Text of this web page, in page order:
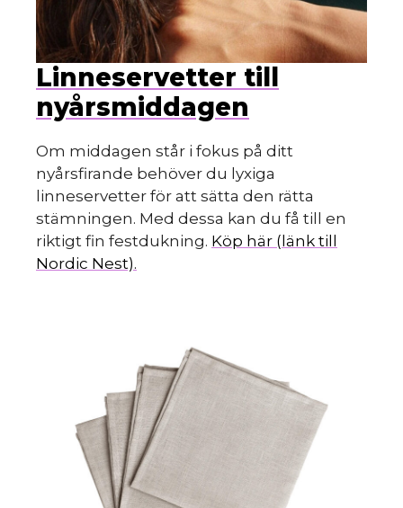
Linneservetter till
nyårsmiddagen
Om middagen står i fokus på ditt
nyårsfirande behöver du lyxiga
linneservetter för att sätta den rätta
stämningen. Med dessa kan du få till en
riktigt fin festdukning. Köp här (länk till
Nordic Nest).